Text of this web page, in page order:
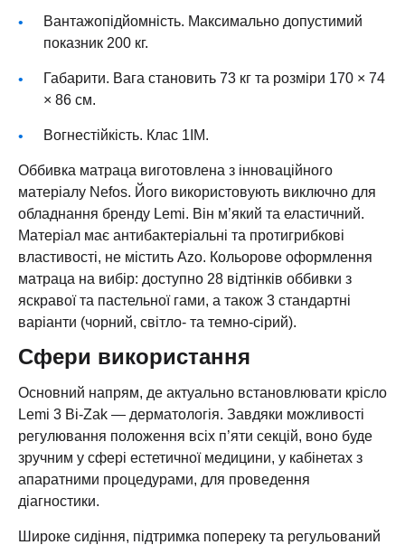
Вантажопідйомність. Максимально допустимий
показник 200 кг.
Габарити. Вага становить 73 кг та розміри 170 × 74
× 86 см.
Вогнестійкість. Клас 1IM.
Оббивка матраца виготовлена з інноваційного
матеріалу Nefos. Його використовують виключно для
обладнання бренду Lemi. Він м’який та еластичний.
Матеріал має антибактеріальні та протигрибкові
властивості, не містить Azo. Кольорове оформлення
матраца на вибір: доступно 28 відтінків оббивки з
яскравої та пастельної гами, а також 3 стандартні
варіанти (чорний, світло- та темно-сірий).
Сфери використання
Основний напрям, де актуально встановлювати крісло
Lemi 3 Bi-Zak — дерматологія. Завдяки можливості
регулювання положення всіх п’яти секцій, воно буде
зручним у сфері естетичної медицини, у кабінетах з
апаратними процедурами, для проведення
діагностики.
Широке сидіння, підтримка попереку та регульований